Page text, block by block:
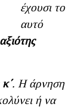
έχουσι το
αυτό
κ΄. Η άρνηση
ή να